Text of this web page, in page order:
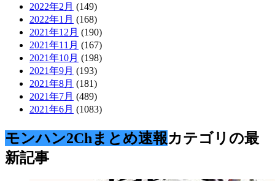
2022年2月 (149)
2022年1月 (168)
2021年12月 (190)
2021年11月 (167)
2021年10月 (198)
2021年9月 (193)
2021年8月 (181)
2021年7月 (489)
2021年6月 (1083)
モンハン2Chまとめ速報カテゴリの最
新記事